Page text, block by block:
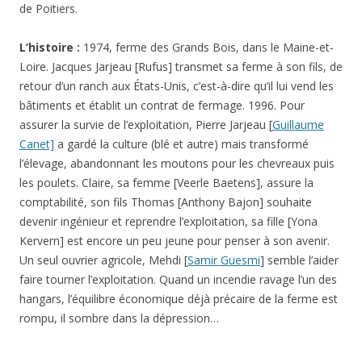
de Poitiers.
L’histoire : 1974, ferme des Grands Bois, dans le Maine-et-
Loire. Jacques Jarjeau [Rufus] transmet sa ferme à son fils, de
retour d’un ranch aux États-Unis, c’est-à-dire qu’il lui vend les
bâtiments et établit un contrat de fermage. 1996. Pour
assurer la survie de l’exploitation, Pierre Jarjeau [Guillaume
Canet] a gardé la culture (blé et autre) mais transformé
l’élevage, abandonnant les moutons pour les chevreaux puis
les poulets. Claire, sa femme [Veerle Baetens], assure la
comptabilité, son fils Thomas [Anthony Bajon] souhaite
devenir ingénieur et reprendre l’exploitation, sa fille [Yona
Kervern] est encore un peu jeune pour penser à son avenir.
Un seul ouvrier agricole, Mehdi [Samir Guesmi] semble l’aider
faire tourner l’exploitation. Quand un incendie ravage l’un des
hangars, l’équilibre économique déjà précaire de la ferme est
rompu, il sombre dans la dépression…